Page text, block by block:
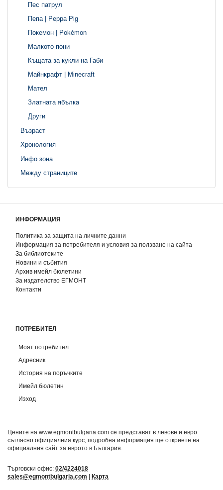
Пес патрул
Пепа | Peppa Pig
Покемон | Pokémon
Малкото пони
Къщата за кукли на Габи
Майнкрафт | Minecraft
Мател
Златната ябълка
Други
Възраст
Хронология
Инфо зона
Между страниците
ИНФОРМАЦИЯ
Политика за защита на личните данни
Информация за потребителя и условия за ползване на сайта
За библиотеките
Новини и събития
Архив имейл бюлетини
За издателство ЕГМОНТ
Контакти
ПОТРЕБИТЕЛ
Моят потребител
Адресник
История на поръчките
Имейл бюлетин
Изход
Цените на www.egmontbulgaria.com се представят в левове и евро
съгласно официалния курс; подробна информация ще откриете на
официалния сайт за еврото в България
Търговски офис: 02/4224018
sales@egmontbulgaria.com | Карта